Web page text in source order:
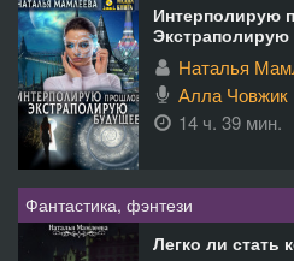
Интерполирую
Наталья
Алла Човжик
14 ч. 39 мин.
Фантастика, фэнтези
Легко ли стать